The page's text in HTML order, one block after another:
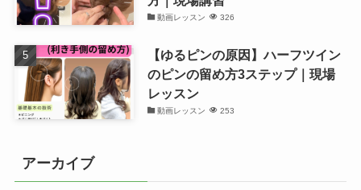
動画レッスン 326
【ゆるピンの原因】ハーフツイン
のピンの留め方3ステップ｜現場
レッスン
動画レッスン 253
アーカイブ